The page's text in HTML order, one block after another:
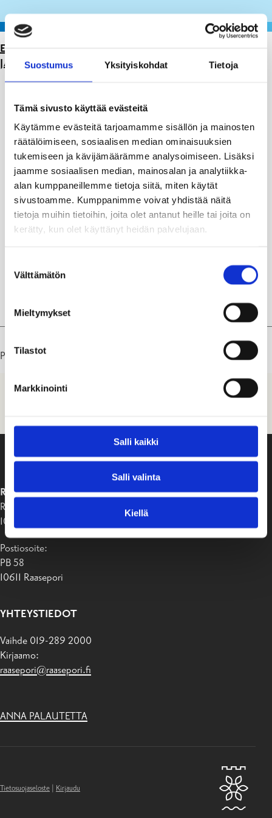
Suostumus Yksityiskohdat Tietoja
Tämä sivusto käyttää evästeitä
Käytämme evästeitä tarjoamamme sisällön ja mainosten
räätälöimiseen, sosiaalisen median ominaisuuksien
tukemiseen ja kävijämäärämme analysoimiseen. Lisäksi
jaamme sosiaalisen median, mainosalan ja analytiikka-
alan kumppaneillemme tietoja siitä, miten käytät
sivustoamme. Kumppanimme voivat yhdistää näitä
tietoja muihin tietoihin, joita olet antanut heille tai joita on
kerätty, kun olet käyttänyt heidän palvelujaan.
valinta
Välttämätön
Mieltymykset
Tilastot
Markkinointi
Salli kaikki
Salli valinta
Kiellä
ETUSIVU
JA VARAUKSET
TENNISKENTÄT
Skepparträdgårdenin tenniskenttä
, Panimokatu
Päivitetty: 06.08.26
RAASEPORIN KAUPUNKI
Raaseporintie 37
10650 Tammisaari
Postiosoite:
PB 58
10611 Raasepori
YHTEYSTIEDOT
Vaihde 019-289 2000
Kirjaamo:
raasepori@raasepori.fi
ANNA PALAUTETTA
Tietosuojaseloste Kirjaudu